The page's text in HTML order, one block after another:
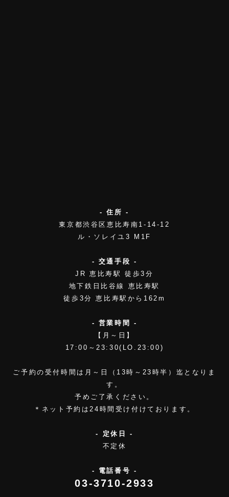
- 住所 -
東京都渋谷区恵比寿南1-14-12
ル・ソレイユ3 M1F
- 交通手段 -
JR 恵比寿駅 徒歩3分
地下鉄日比谷線 恵比寿駅
徒歩3分 恵比寿駅から162m
- 営業時間 -
【月～日】
17:00～23:30(LO.23:00)
ご予約の受付時間は月～日（13時～23時半）迄となりま
す。
予めご了承ください。
＊ネット予約は24時間受け付けております。
- 定休日 -
不定休
- 電話番号 -
03-3710-2933